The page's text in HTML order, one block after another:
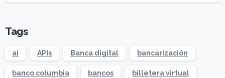
Tags
ai APIs Banca digital bancarización
banco columbia bancos billetera virtual